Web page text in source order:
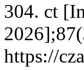
304. ct
https://